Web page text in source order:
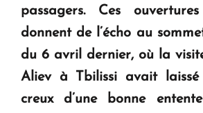
passagers. Ces
donnent de l’écho au
du 6 avril dernier, où la
Aliev à Tbilissi avait laissé
creux d’une bonne